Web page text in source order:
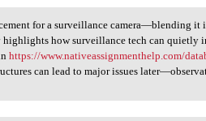
for a surveillance camera—blending
how surveillance tech can quietly
https://www.nativeassignmenthelp.com/
can lead to major issues